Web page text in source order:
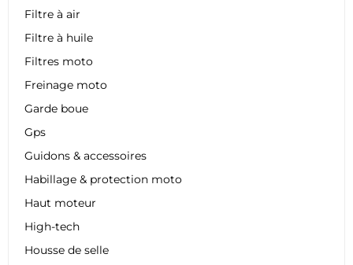
Filtre à air
Filtre à huile
Filtres moto
Freinage moto
Garde boue
Gps
Guidons & accessoires
Habillage & protection moto
Haut moteur
High-tech
Housse de selle